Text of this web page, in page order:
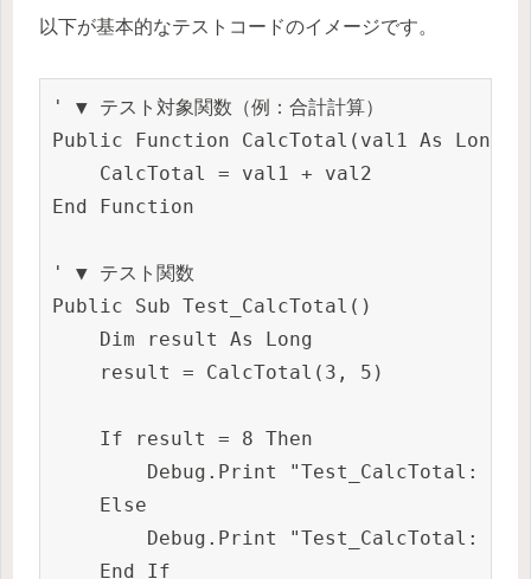
以下が基本的なテストコードのイメージです。
' ▼ テスト対象関数（例：合計計算）
Public Function CalcTotal(val1 As Long,
    CalcTotal = val1 + val2
End Function
' ▼ テスト関数
Public Sub Test_CalcTotal()
    Dim result As Long
    result = CalcTotal(3, 5)
    If result = 8 Then
        Debug.Print "Test_CalcTotal: OK"
    Else
Debug.Print "Test_CalcTotal: NG
    End If